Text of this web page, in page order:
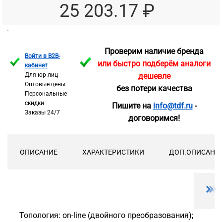
25 203.17 ₽
Войти в B2B-
кабинет
Для юр лиц
Оптовые цены
Персональные
скидки
Заказы 24/7
Проверим наличие бренда
или быстро подберём аналоги
дешевле
без потери качества
Пишите на info@tdf.ru-
договоримся!
ОПИСАНИЕ ХАРАКТЕРИСТИКИ
Топология: on-line (двойного преобразования);